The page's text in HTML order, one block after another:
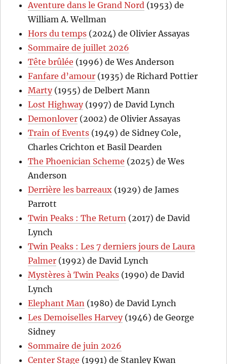
Aventure dans le Grand Nord (1953) de
William A. Wellman
Hors du temps (2024) de Olivier Assayas
Sommaire de juillet 2026
Tête brûlée (1996) de Wes Anderson
Fanfare d’amour (1935) de Richard Pottier
Marty(1955) de Delbert Mann
Lost Highway(1997) de David Lynch
Demonlover (2002) de Olivier Assayas
Train of Events (1949) de Sidney Cole,
Charles Crichton et Basil Dearden
The Phoenician Scheme (2025) de Wes
Anderson
Derrière les barreaux (1929) de James
Parrott
Twin Peaks : The Return (2017) de David
Lynch
Twin Peaks : Les 7 derniers jours de Laura
Palmer (1992) de David Lynch
Mystères à Twin Peaks (1990) de David
Lynch
Elephant Man (1980) de David Lynch
Les Demoiselles Harvey(1946) de George
Sidney
Sommaire de juin 2026
Center Stage (1991) de Stanley Kwan